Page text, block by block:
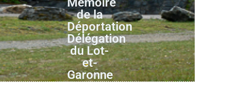
de la
Déportation
Délégation
du Lot-
et-
Garonne